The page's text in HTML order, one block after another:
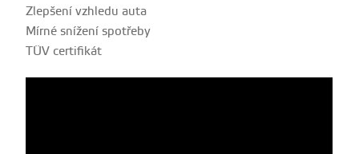
Zlepšení vzhledu auta
Mírné snížení spotřeby
TÜV certifikát